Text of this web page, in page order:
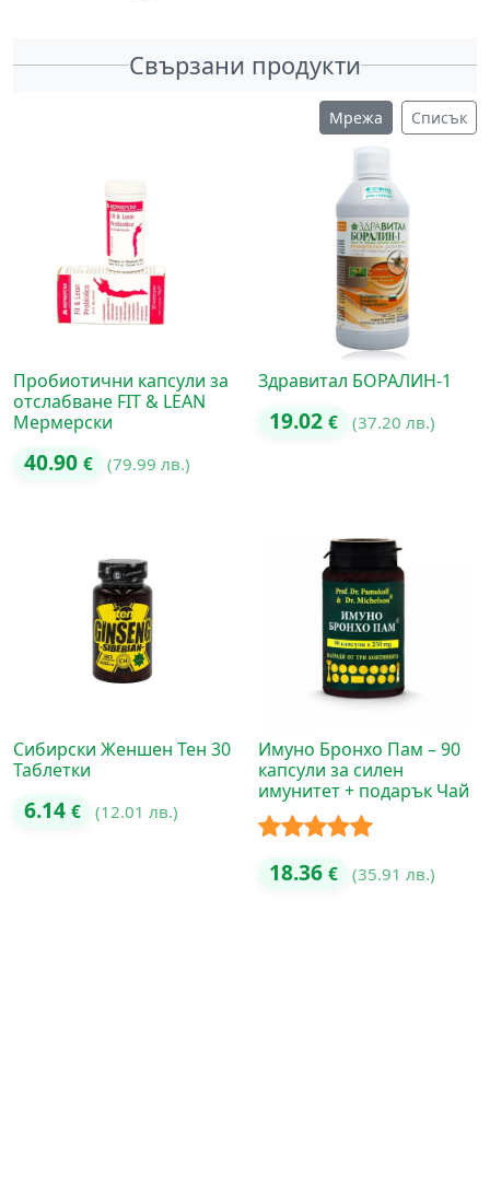
Свързани продукти
Мрежа Списък
Пробиотични капсули за
отслабване FIT & LEAN
Мермерски
40.90 € (79.99 лв.)
Здравитал БОРАЛИН-1
19.02 € (37.20 лв.)
Сибирски Женшен Тен 30
Таблетки
6.14 € (12.01 лв.)
Имуно Бронхо Пам – 90
капсули за силен
имунитет + подарък Чай
Оценено с
18.36 € (35.91 лв.)